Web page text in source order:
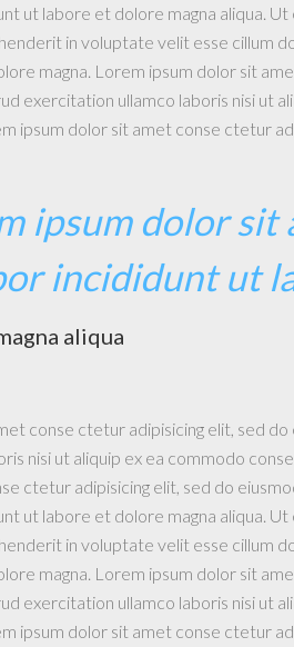
ut labore et dolore magna aliqua.
in voluptate velit esse cillum
magna. Lorem ipsum dolor sit
exercitation ullamco laboris nisi ut
ipsum dolor sit amet conse ctetur
ipsum dolor sit
incididunt ut
aliqua
conse ctetur adipisicing elit, sed
nisi ut aliquip ex ea commodo
ctetur adipisicing elit, sed do
ut labore et dolore magna aliqua.
in voluptate velit esse cillum
magna. Lorem ipsum dolor sit
exercitation ullamco laboris nisi ut
ipsum dolor sit amet conse ctetur